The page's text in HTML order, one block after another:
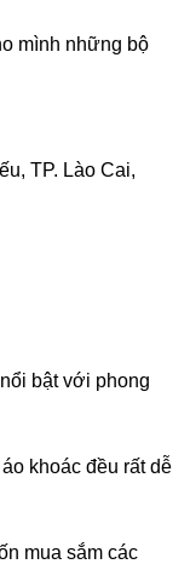
mình những bộ
TP. Lào Cai,
bật với phong
khoác đều rất dễ
mua sắm các